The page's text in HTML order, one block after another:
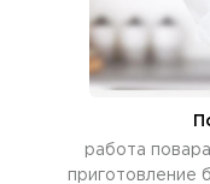
работа
приготовление